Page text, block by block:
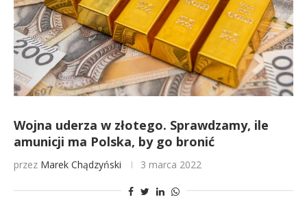
Wojna uderza w złotego. Sprawdzamy, ile
amunicji ma Polska, by go bronić
przez Marek Chądzyński 3 marca 2022